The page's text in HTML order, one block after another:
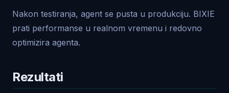
Nakon testiranja, agent se pusta u produkciju. BIXIE
prati performanse u realnom vremenu i redovno
optimizira agenta.
Rezultati